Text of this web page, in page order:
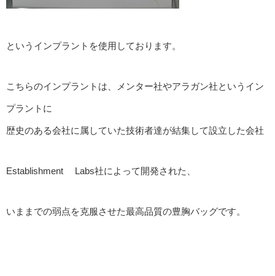
というインプラントを使用しております。
こちらのインプラントは、メンター社やアラガン社というイン
プラントに
歴史のある会社に属していた技術者達が結集して設立した会社
Establishment Labs社によって開発された、
いままでの弱点を克服させた最高品質の豊胸バッグです。